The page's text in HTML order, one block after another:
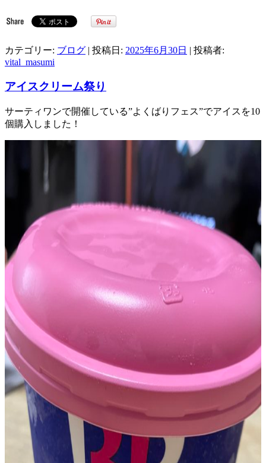
カテゴリー: ブログ | 投稿日: 2025年6月30日 | 投稿者:
vital_masumi
アイスクリーム祭り
サーティワンで開催している”よくばりフェス”でアイスを10
個購入しました！